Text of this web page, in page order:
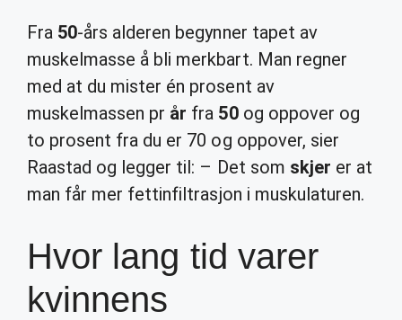
Fra 50-års alderen begynner tapet av
muskelmasse å bli merkbart. Man regner
med at du mister én prosent av
muskelmassen pr år fra 50og oppover og
to prosent fra du er 70 og oppover, sier
Raastad og legger til: – Det som skjer er at
man får mer fettinfiltrasjon i muskulaturen.
Hvor lang tid varer
kvinnens